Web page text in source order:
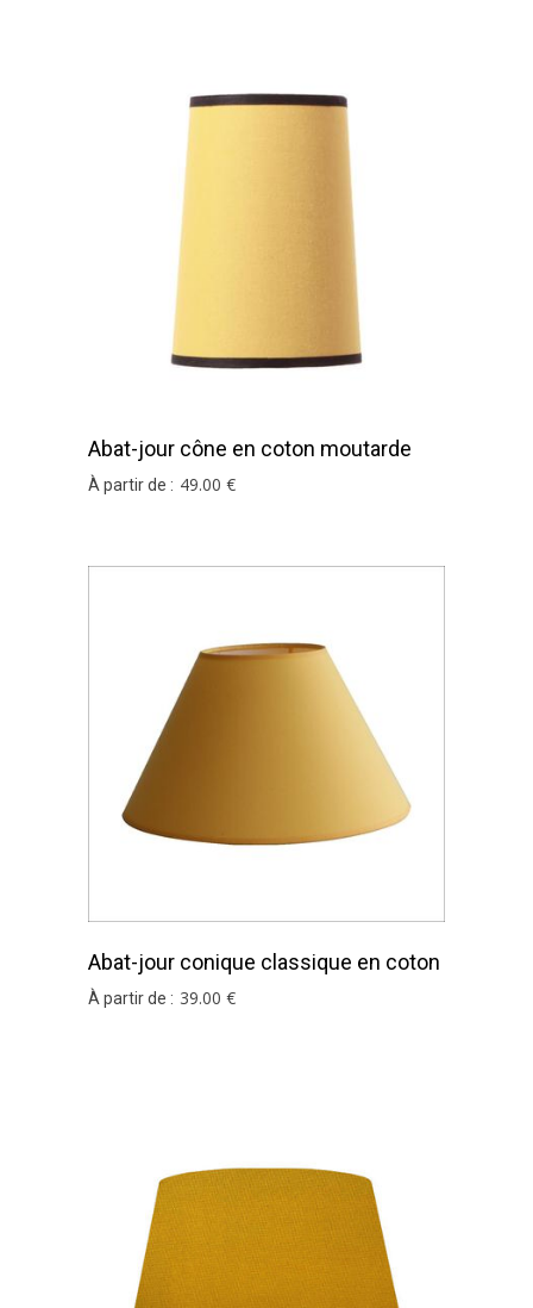
Abat-jour cône en coton moutarde
À partir de : 49.00 €
Abat-jour conique classique en coton
moutarde
À partir de : 39.00 €